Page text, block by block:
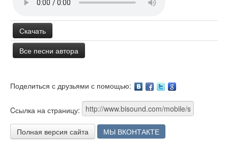
Скачать
Все песни автора
Поделиться с друзьями с помощью:
Cсылка на страницу:
Полная версия сайта МЫ ВКОНТАКТЕ